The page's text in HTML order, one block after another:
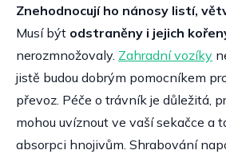
Znehodnocují ho nánosy listí,
Musí být odstraněny i jejich
nerozmnožovaly. Zahradní vozíky
jistě budou dobrým pomocníkem
převoz. Péče o trávník je důležitá,
mohou uvíznout ve vaší sekačce a
absorpci hnojivům. Shrabování